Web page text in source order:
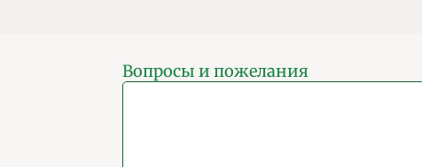
Вопросы и пожелания